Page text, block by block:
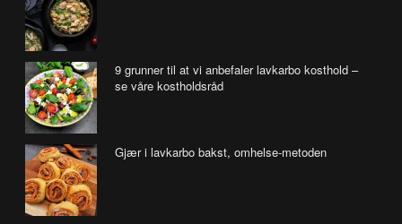
9 grunner til at vi anbefaler lavkarbo kosthold –
se våre kostholdsråd
Gjær i lavkarbo bakst, omhelse-metoden